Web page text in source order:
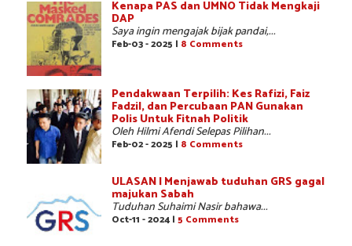
Kenapa PAS dan UMNO Tidak Mengkaji
DAP
Saya ingin mengajak bijak pandai,...
Feb-03 - 2025 | 8 Comments
Pendakwaan Terpilih: Kes Rafizi, Faiz
Fadzil, dan Percubaan PAN Gunakan
Polis Untuk Fitnah Politik
Oleh Hilmi Afendi Selepas Pilihan...
Feb-02 - 2025 | 8 Comments
ULASAN | Menjawab tuduhan GRS gagal
majukan Sabah
Tuduhan Suhaimi Nasir bahawa...
Oct-11 - 2024 | 5 Comments